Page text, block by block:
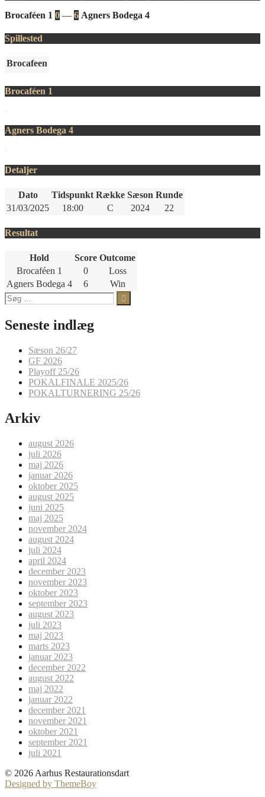
Brocaféen 1 0 — 6 Agners Bodega 4
Spillested
Brocafeen
Brocaféen 1
Agners Bodega 4
Detaljer
Dato Tidspunkt Række Sæson Runde
31/03/2025
18:00 C 2024 22
Resultat
Hold Score Outcome
Brocaféen 1
0
Loss
Agners Bodega 4
6
Win
Søg
efter:
Seneste indlæg
Sæson 26/27
GF 2026
Playoff 25/26
POKALFINALE 2025/26
POKALTURNERING 25/26
Arkiv
august 2026
juli 2026
maj 2026
januar 2026
oktober 2025
august 2025
juni 2025
maj 2025
november 2024
august 2024
juli 2024
april 2024
december 2023
november 2023
oktober 2023
september 2023
august 2023
juli 2023
maj 2023
marts 2023
januar 2023
december 2022
august 2022
maj 2022
januar 2022
december 2021
november 2021
oktober 2021
september 2021
juli 2021
© 2026 Aarhus Restaurationsdart
Designed by ThemeBoy